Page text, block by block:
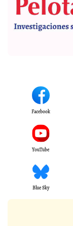
Facebook
YouTube
Blue Sky